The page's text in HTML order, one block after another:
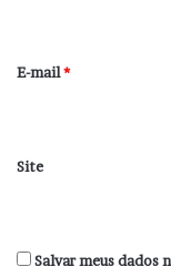
*
E-mail*
Site
Salvar meus dados